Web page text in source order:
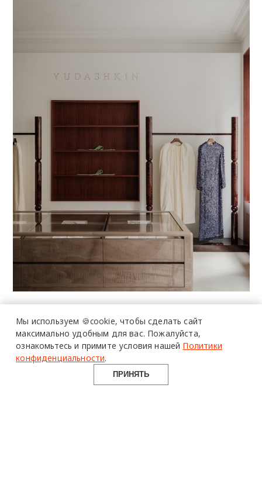
Мы используем 🍪cookie, чтобы сделать сайт
максимально удобным для вас. Пожалуйста,
ознакомьтесь и примите условия нашей Политики
конфиденциальности.
ПРИНЯТЬ